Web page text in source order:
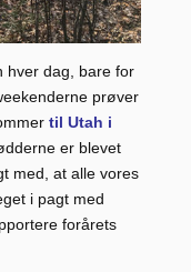
hver dag, bare for
prøver
til Utah i
er blevet
med, at alle vores
i pagt med
forårets